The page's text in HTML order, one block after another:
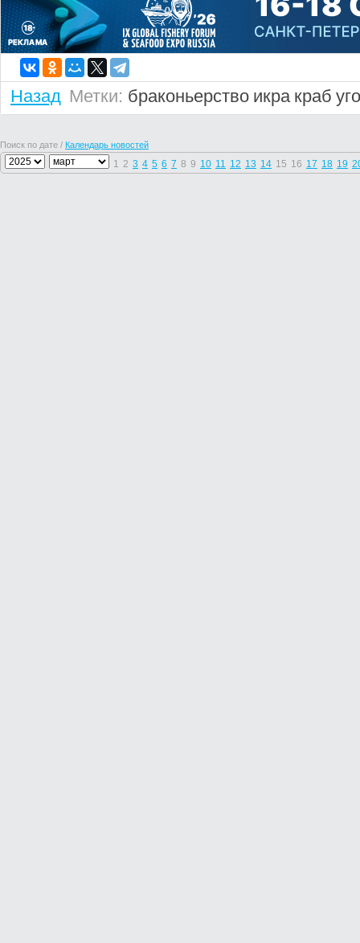
Назад Метки: браконьерство икра краб
Поиск по дате / Календарь новостей
1 2 3 4 5 6 7 8 9 10 11 12 13 14 15 16 17 18 19